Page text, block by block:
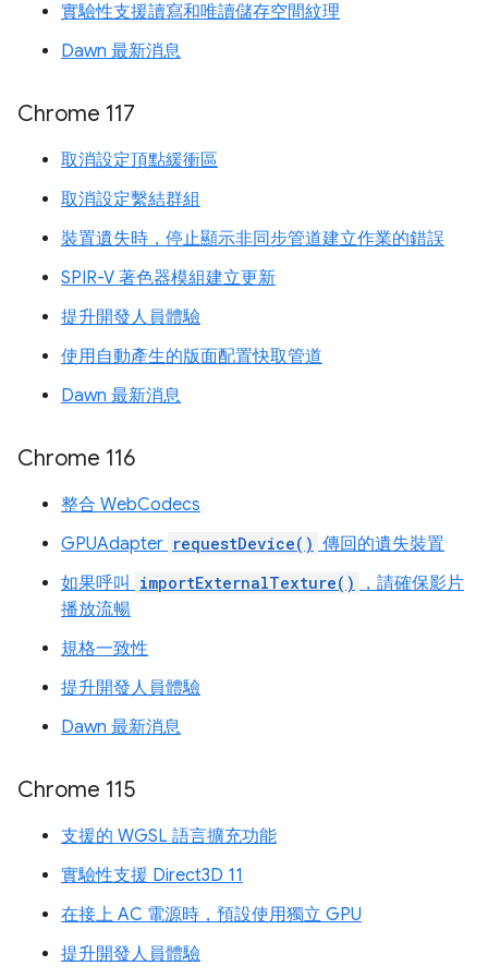
實驗性支援讀寫和唯讀儲存空間紋理
Dawn 最新消息
Chrome 117
取消設定頂點緩衝區
取消設定繫結群組
裝置遺失時，停止顯示非同步管道建立作業的錯誤
SPIR-V 著色器模組建立更新
提升開發人員體驗
使用自動產生的版面配置快取管道
Dawn 最新消息
Chrome 116
整合 WebCodecs
GPUAdapter requestDevice() 傳回的遺失裝置
如果呼叫
importExternalTexture()
，請確保影片
播放流暢
規格一致性
提升開發人員體驗
Dawn 最新消息
Chrome 115
支援的 WGSL 語言擴充功能
實驗性支援 Direct3D 11
在接上 AC 電源時，預設使用獨立 GPU
提升開發人員體驗